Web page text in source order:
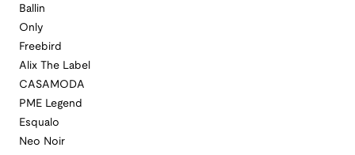
Ballin
Only
Freebird
Alix The Label
CASAMODA
PME Legend
Esqualo
Neo Noir